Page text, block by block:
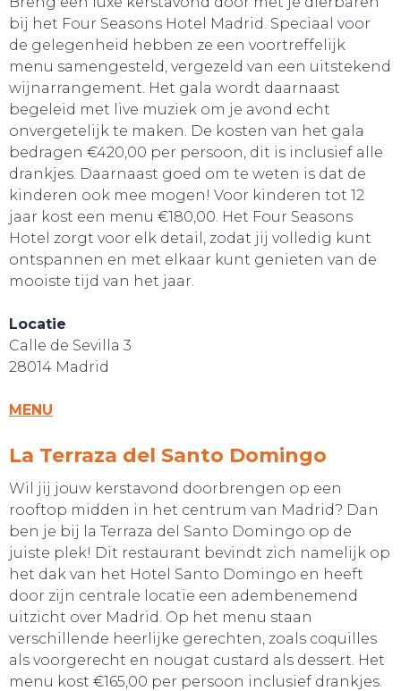
TOURS
bij het Four Seasons Hotel Madrid. Speciaal voor
de gelegenheid hebben ze een voortreffelijk
menu samengesteld, vergezeld van een uitstekend
wijnarrangement. Het gala wordt daarnaast
begeleid met live muziek om je avond echt
onvergetelijk te maken. De kosten van het gala
bedragen €420,00 per persoon, dit is inclusief alle
drankjes. Daarnaast goed om te weten is dat de
kinderen ook mee mogen! Voor kinderen tot 12
jaar kost een menu €180,00. Het Four Seasons
Hotel zorgt voor elk detail, zodat jij volledig kunt
ontspannen en met elkaar kunt genieten van de
mooiste tijd van het jaar.
Locatie
Calle de Sevilla 3
28014 Madrid
MENU
La Terraza del Santo Domingo
Wil jij jouw kerstavond doorbrengen op een
rooftop midden in het centrum van Madrid? Dan
ben je bij la Terraza del Santo Domingo op de
juiste plek! Dit restaurant bevindt zich namelijk op
het dak van het Hotel Santo Domingo en heeft
door zijn centrale locatie een adembenemend
uitzicht over Madrid. Op het menu staan
verschillende heerlijke gerechten, zoals coquilles
als voorgerecht en nougat custard als dessert. Het
menu kost €165,00 per persoon inclusief drankjes.